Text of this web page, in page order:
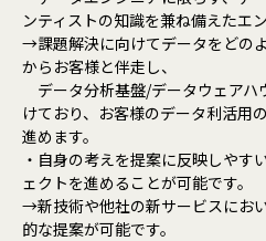
ンティストの知識を兼ね備えたエ
→課題解決に向けてデータをどの
からお客様と伴走し、
データ分析基盤/データウェアハ
けており、お客様のデータ利活用
進めます。
・自身の考えを提案に反映しやす
ェクトを進めることが可能です。
→新技術や他社の新サービスにお
的な提案が可能です。